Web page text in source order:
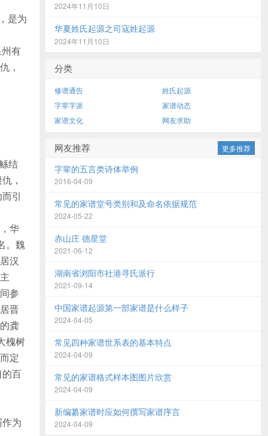
是为
有
，
结
，
引
华
。魏
汉
参
晋
龚
槐树
定
百
为
2024年11月10日
华夏姓氏起源之司寇姓起源
2024年11月10日
分类
修谱通告
姓氏起源
字辈字派
家谱动态
家谱文化
网友求助
更多推荐
网友推荐
字辈的五言类诗体举例
2016-04-09
常见的家谱堂号类别和及命名依据规范
2024-05-22
赤山庄 德星堂
2021-06-12
湖南省浏阳市社港寻氏派行
2021-09-14
中国家谱起源第一部家谱是什么样子
2024-04-05
常见四种家谱世系表的基本特点
2024-04-09
常见的家谱格式样本图图片欣赏
2024-04-09
新编纂家谱时应如何撰写家谱序言
2024-04-09